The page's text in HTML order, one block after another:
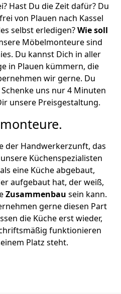
Hast Du die Zeit dafür? Du
von Plauen nach Kassel
selbst erledigen?Wie soll
Möbelmonteure sind
Du kannst Dich in aller
in Plauen kümmern, die
wir gerne. Du
uns nur 4 Minuten
unsere Preisgestaltung.
der Handwerkerzunft, das
Küchenspezialisten
eine Küche abgebaut,
aufgebaut hat, der weiß,
Zusammenbau sein kann.
gerne diesen Part
die Küche erst wieder,
funktionieren
Platz steht.